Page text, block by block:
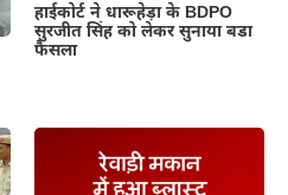
हाईकोर्ट ने धारूहेड़ा के BDPO
सुरजीत सिंह को लेकर सुनाया बडा
फैसला